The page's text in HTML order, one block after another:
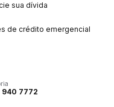
sua dívida
de crédito emergencial
7772